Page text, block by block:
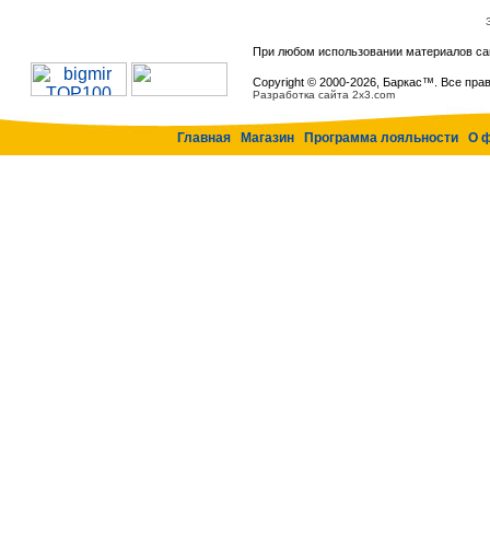
При любом использовании материалов
Copyright © 2000-2026, Баркас™. Все
Разработка сайта 2x3.com
Главная Магазин Программа лояльности О